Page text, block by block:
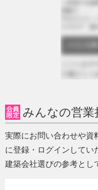
みんなの営業
実際にお問い合わせや資
に登録・ログインしてい
建築会社選びの参考とし